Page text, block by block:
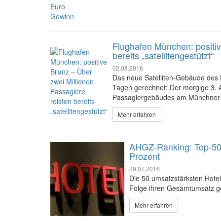
Flughafen München:
bereits „satellitengestützt“
02.08.2016
Das neue Satelliten-Gebäude
Tagen gerechnet: Der morgige 3.
Passagiergebäudes am
Mehr erfahren
AHGZ-Ranking: Top-
Prozent
29.07.2016
Die 50 umsatzstärksten
Folge ihren Gesamtumsatz
Mehr erfahren